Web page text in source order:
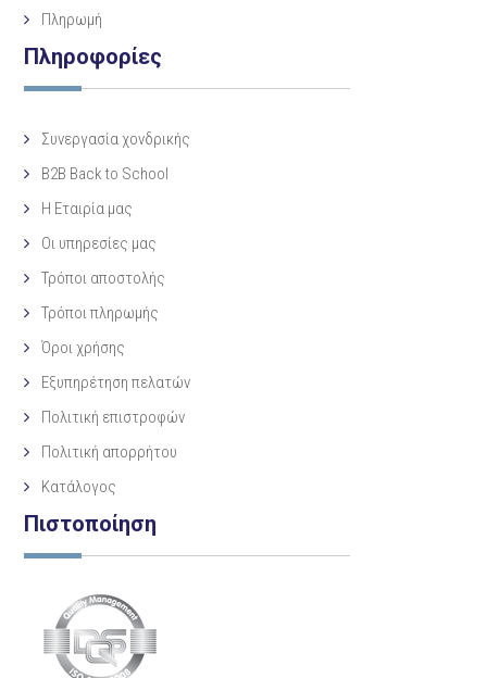
Πληρωμή
Πληροφορίες
Συνεργασία χονδρικής
B2B Back to School
Η Eταιρία μας
Οι υπηρεσίες μας
Τρόποι αποστολής
Τρόποι πληρωμής
Όροι χρήσης
Εξυπηρέτηση πελατών
Πολιτική επιστροφών
Πολιτική απορρήτου
Κατάλογος
Πιστοποίηση